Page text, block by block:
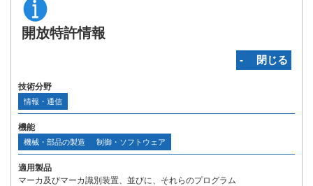
開放特許情報
‐ 閉じる
技術分野
情報・通信
機能
機械・部品の製造 制御・ソフトウェア
適用製品
マーカ及びマーカ識別装置、並びに、それらのプログラム